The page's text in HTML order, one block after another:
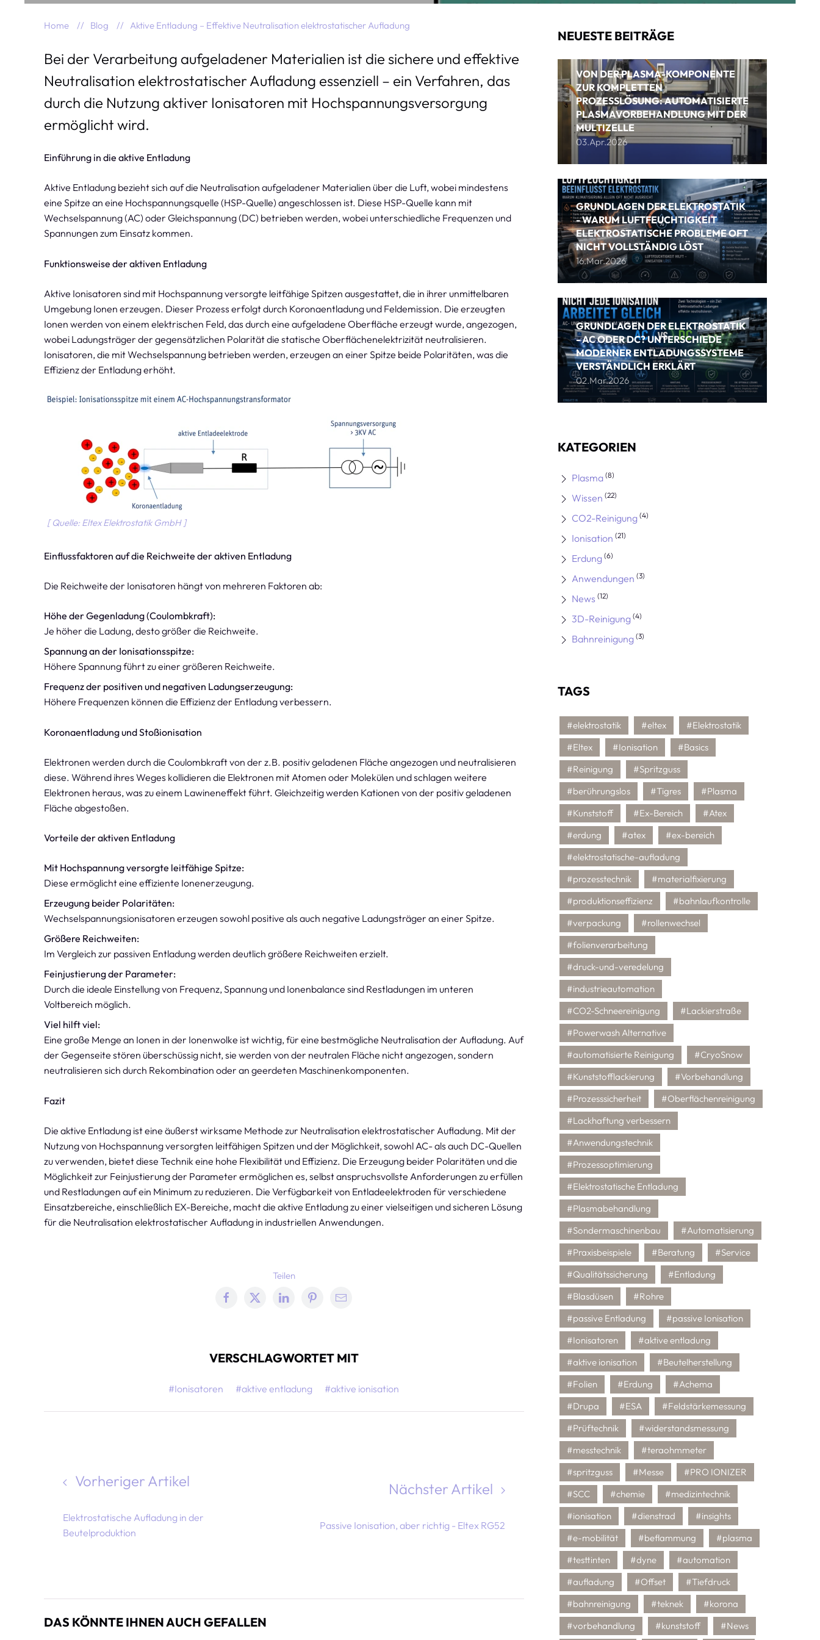
Home Blog Aktive Entladung – Effektive Neutralisation elektrostatischer Aufladung
Bei der Verarbeitung aufgeladener Materialien ist die sichere und effektive
Neutralisation elektrostatischer Aufladung essenziell – ein Verfahren, das
durch die Nutzung aktiver Ionisatoren mit Hochspannungsversorgung
ermöglicht wird.
Einführung in die aktive Entladung
Aktive Entladung bezieht sich auf die Neutralisation aufgeladener Materialien über die Luft, wobei mindestens
eine Spitze an eine Hochspannungsquelle (HSP-Quelle) angeschlossen ist. Diese HSP-Quelle kann mit
Wechselspannung (AC) oder Gleichspannung (DC) betrieben werden, wobei unterschiedliche Frequenzen und
Spannungen zum Einsatz kommen.
Funktionsweise der aktiven Entladung
Aktive Ionisatoren sind mit Hochspannung versorgte leitfähige Spitzen ausgestattet, die in ihrer unmittelbaren
Umgebung Ionen erzeugen. Dieser Prozess erfolgt durch Koronaentladung und Feldemission. Die erzeugten
Ionen werden von einem elektrischen Feld, das durch eine aufgeladene Oberfläche erzeugt wurde, angezogen,
wobei Ladungsträger der gegensätzlichen Polarität die statische Oberflächenelektrizität neutralisieren.
Ionisatoren, die mit Wechselspannung betrieben werden, erzeugen an einer Spitze beide Polaritäten, was die
Effizienz der Entladung erhöht.
[ Quelle: Eltex Elektrostatik GmbH ]
Einflussfaktoren auf die Reichweite der aktiven Entladung
Die Reichweite der Ionisatoren hängt von mehreren Faktoren ab:
Höhe der Gegenladung (Coulombkraft):
Je höher die Ladung, desto größer die Reichweite.
Spannung an der Ionisationsspitze:
Höhere Spannung führt zu einer größeren Reichweite.
Frequenz der positiven und negativen Ladungserzeugung:
Höhere Frequenzen können die Effizienz der Entladung verbessern.
Koronaentladung und Stoßionisation
Elektronen werden durch die Coulombkraft von der z.B. positiv geladenen Fläche angezogen und neutralisieren
diese. Während ihres Weges kollidieren die Elektronen mit Atomen oder Molekülen und schlagen weitere
Elektronen heraus, was zu einem Lawineneffekt führt. Gleichzeitig werden Kationen von der positiv geladenen
Fläche abgestoßen.
Vorteile der aktiven Entladung
Mit Hochspannung versorgte leitfähige Spitze:
Diese ermöglicht eine effiziente Ionenerzeugung.
Erzeugung beider Polaritäten:
Wechselspannungsionisatoren erzeugen sowohl positive als auch negative Ladungsträger an einer Spitze.
Größere Reichweiten:
Im Vergleich zur passiven Entladung werden deutlich größere Reichweiten erzielt.
Feinjustierung der Parameter:
Durch die ideale Einstellung von Frequenz, Spannung und Ionenbalance sind Restladungen im unteren
Voltbereich möglich.
Viel hilft viel:
Eine große Menge an Ionen in der Ionenwolke ist wichtig, für eine bestmögliche Neutralisation der Aufladung. Auf
der Gegenseite stören überschüssig nicht, sie werden von der neutralen Fläche nicht angezogen, sondern
neutralisieren sich durch Rekombination oder an geerdeten Maschinenkomponenten.
Fazit
Die aktive Entladung ist eine äußerst wirksame Methode zur Neutralisation elektrostatischer Aufladung. Mit der
Nutzung von Hochspannung versorgten leitfähigen Spitzen und der Möglichkeit, sowohl AC- als auch DC-Quellen
zu verwenden, bietet diese Technik eine hohe Flexibilität und Effizienz. Die Erzeugung beider Polaritäten und die
Möglichkeit zur Feinjustierung der Parameter ermöglichen es, selbst anspruchsvollste Anforderungen zu erfüllen
und Restladungen auf ein Minimum zu reduzieren. Die Verfügbarkeit von Entladeelektroden für verschiedene
Einsatzbereiche, einschließlich EX-Bereiche, macht die aktive Entladung zu einer vielseitigen und sicheren Lösung
für die Neutralisation elektrostatischer Aufladung in industriellen Anwendungen.
Teilen
VERSCHLAGWORTET MIT
#Ionisatoren #aktive entladung #aktive ionisation
Vorheriger Artikel
Elektrostatische Aufladung in der
Beutelproduktion
Nächster Artikel
Passive Ionisation, aber richtig - Eltex RG52
DAS KÖNNTE IHNEN AUCH GEFALLEN
NEUESTE BEITRÄGE
VON DER PLASMA-KOMPONENTE
ZUR KOMPLETTEN
PROZESSLÖSUNG: AUTOMATISIERTE
PLASMAVORBEHANDLUNG MIT DER
MULTIZELLE
03.Apr.2026
GRUNDLAGEN DER ELEKTROSTATIK
- WARUM LUFTFEUCHTIGKEIT
ELEKTROSTATISCHE PROBLEME OFT
NICHT VOLLSTÄNDIG LÖST
16.Mar.2026
GRUNDLAGEN DER ELEKTROSTATIK
- AC ODER DC? UNTERSCHIEDE
MODERNER ENTLADUNGSSYSTEME
VERSTÄNDLICH ERKLÄRT
02.Mar.2026
KATEGORIEN
Plasma (8)
Wissen (22)
CO2-Reinigung (4)
Ionisation (21)
Erdung (6)
Anwendungen (3)
News (12)
3D-Reinigung (4)
Bahnreinigung (3)
TAGS
#elektrostatik #eltex
#Elektrostatik
#Eltex
#Ionisation
#Basics
#Reinigung
#Spritzguss
#berührungslos
#Tigres
#Plasma
#Kunststoff
#Ex-Bereich
#Atex
#erdung
#atex
#ex-bereich
#elektrostatische-aufladung
#prozesstechnik
#materialfixierung
#produktionseffizienz
#bahnlaufkontrolle
#verpackung
#rollenwechsel
#folienverarbeitung
#druck-und-veredelung
#industrieautomation
#CO2-Schneereinigung
#Lackierstraße
#Powerwash Alternative
#automatisierte Reinigung
#CryoSnow
#Kunststofflackierung
#Vorbehandlung
#Prozesssicherheit
#Oberflächenreinigung
#Lackhaftung verbessern
#Anwendungstechnik
#Prozessoptimierung
#Elektrostatische Entladung
#Plasmabehandlung
#Sondermaschinenbau
#Automatisierung
#Praxisbeispiele
#Beratung
#Service
#Qualitätssicherung
#Entladung
#Blasdüsen
#Rohre
#passive Entladung
#passive Ionisation
#Ionisatoren
#aktive entladung
#aktive ionisation
#Beutelherstellung
#Folien
#Erdung
#Achema
#Drupa
#ESA
#Feldstärkemessung
#Prüftechnik
#widerstandsmessung
#messtechnik
#teraohmmeter
#spritzguss
#Messe
#PRO IONIZER
#SCC
#chemie
#medizintechnik
#ionisation
#dienstrad
#insights
#e-mobilität
#beflammung
#plasma
#testtinten
#dyne
#automation
#aufladung
#Offset
#Tiefdruck
#bahnreinigung
#teknek
#korona
#vorbehandlung
#kunststoff #News